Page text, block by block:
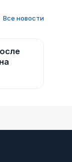
Все новости